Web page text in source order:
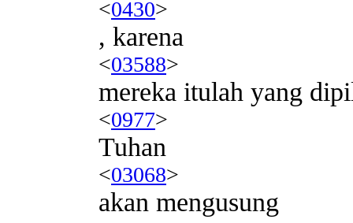
<0430>
, karena
<03588>
mereka itulah yang
<0977>
Tuhan
<03068>
akan mengusung